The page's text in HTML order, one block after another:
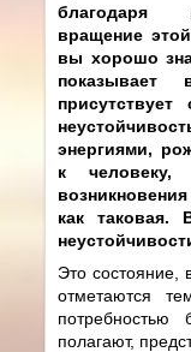
благодаря
вращение
вы хорошо
энергиями,
к
как таковая.
Это состояние,
отметаются
потребностью
полагают,